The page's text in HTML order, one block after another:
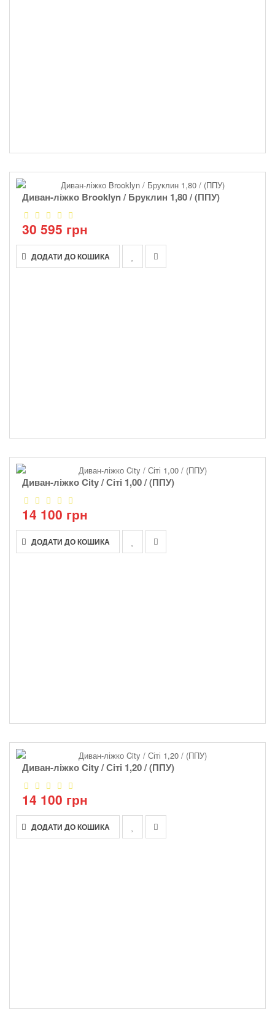
Диван-ліжко Brooklyn / Бруклин 1,80 / (ППУ)
30 595 грн
ДОДАТИ ДО КОШИКА
Диван-ліжко City / Сіті 1,00 / (ППУ)
14 100 грн
ДОДАТИ ДО КОШИКА
Диван-ліжко City / Сіті 1,20 / (ППУ)
14 100 грн
ДОДАТИ ДО КОШИКА